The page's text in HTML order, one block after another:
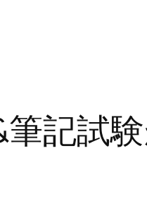
記試